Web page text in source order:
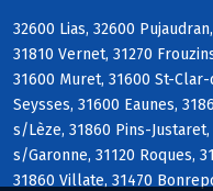
32600 Lias, 32600
31810 Vernet, 31270
31600 Muret, 31600 St-
Seysses, 31600 Eaunes,
s/Lèze, 31860 Pins-
s/Garonne, 31120 Roques,
31860 Villate, 31470